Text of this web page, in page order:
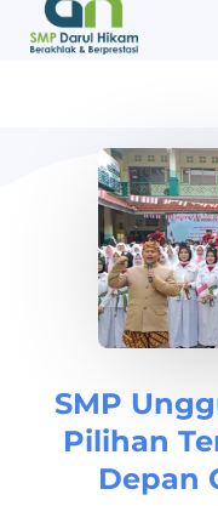
SMP
Pilihan
Depan